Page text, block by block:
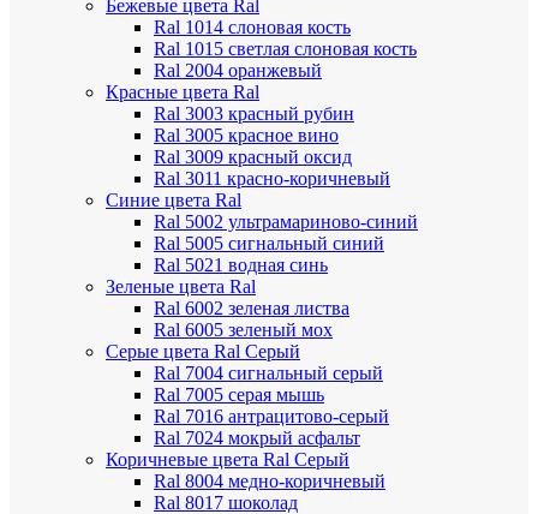
Бежевые цвета Ral
Ral 1014 слоновая кость
Ral 1015 светлая слоновая кость
Ral 2004 оранжевый
Красные цвета Ral
Ral 3003 красный рубин
Ral 3005 красное вино
Ral 3009 красный оксид
Ral 3011 красно-коричневый
Синие цвета Ral
Ral 5002 ультрамариново-синий
Ral 5005 сигнальный синий
Ral 5021 водная синь
Зеленые цвета Ral
Ral 6002 зеленая листва
Ral 6005 зеленый мох
Серые цвета Ral Серый
Ral 7004 сигнальный серый
Ral 7005 серая мышь
Ral 7016 антрацитово-серый
Ral 7024 мокрый асфальт
Коричневые цвета Ral Серый
Ral 8004 медно-коричневый
Ral 8017 шоколад